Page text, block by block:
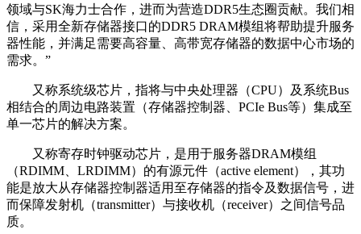
领域与SK海力士合作，进而为营造DDR5生态圈贡献。我们相
信，采用全新存储器接口的DDR5 DRAM模组将帮助提升服务
器性能，并满足需要高容量、高带宽存储器的数据中心市场的
需求。”
又称系统级芯片，指将与中央处理器（CPU）及系统Bus
相结合的周边电路装置（存储器控制器、PCIe Bus等）集成至
单一芯片的解决方案。
又称寄存时钟驱动芯片，是用于服务器DRAM模组
（RDIMM、LRDIMM）的有源元件（active element），其功
能是放大从存储器控制器适用至存储器的指令及数据信号，进
而保障发射机（transmitter）与接收机（receiver）之间信号品
质。